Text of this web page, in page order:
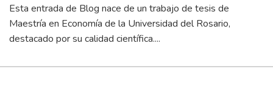
Esta entrada de Blog nace de un trabajo de tesis de
Maestría en Economía de la Universidad del Rosario,
destacado por su calidad científica....